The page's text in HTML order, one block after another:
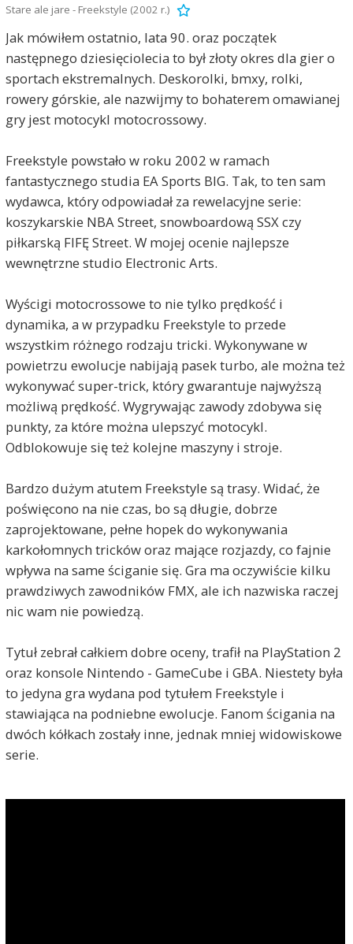
Stare ale jare - Freekstyle (2002 r.)
Jak mówiłem ostatnio, lata 90. oraz początek
następnego dziesięciolecia to był złoty okres dla gier o
sportach ekstremalnych. Deskorolki, bmxy, rolki,
rowery górskie, ale nazwijmy to bohaterem omawianej
gry jest motocykl motocrossowy.
Freekstyle powstało w roku 2002 w ramach
fantastycznego studia EA Sports BIG. Tak, to ten sam
wydawca, który odpowiadał za rewelacyjne serie:
koszykarskie NBA Street, snowboardową SSX czy
piłkarską FIFĘ Street. W mojej ocenie najlepsze
wewnętrzne studio Electronic Arts.
Wyścigi motocrossowe to nie tylko prędkość i
dynamika, a w przypadku Freekstyle to przede
wszystkim różnego rodzaju tricki. Wykonywane w
powietrzu ewolucje nabijają pasek turbo, ale można też
wykonywać super-trick, który gwarantuje najwyższą
możliwą prędkość. Wygrywając zawody zdobywa się
punkty, za które można ulepszyć motocykl.
Odblokowuje się też kolejne maszyny i stroje.
Bardzo dużym atutem Freekstyle są trasy. Widać, że
poświęcono na nie czas, bo są długie, dobrze
zaprojektowane, pełne hopek do wykonywania
karkołomnych tricków oraz mające rozjazdy, co fajnie
wpływa na same ściganie się. Gra ma oczywiście kilku
prawdziwych zawodników FMX, ale ich nazwiska raczej
nic wam nie powiedzą.
Tytuł zebrał całkiem dobre oceny, trafił na PlayStation 2
oraz konsole Nintendo - GameCube i GBA. Niestety była
to jedyna gra wydana pod tytułem Freekstyle i
stawiająca na podniebne ewolucje. Fanom ścigania na
dwóch kółkach zostały inne, jednak mniej widowiskowe
serie.